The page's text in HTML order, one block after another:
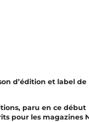
d’édition et label de
paru en ce début
pour les magazines